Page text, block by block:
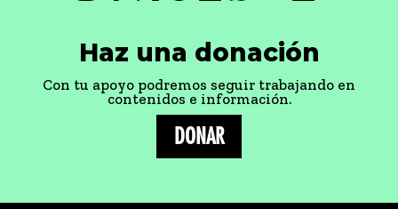
Haz una donación
Con tu apoyo podremos seguir trabajando en
contenidos e información.
DONAR